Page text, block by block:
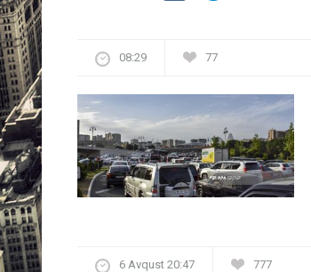
08:29 77
6 Avqust 20:47 777